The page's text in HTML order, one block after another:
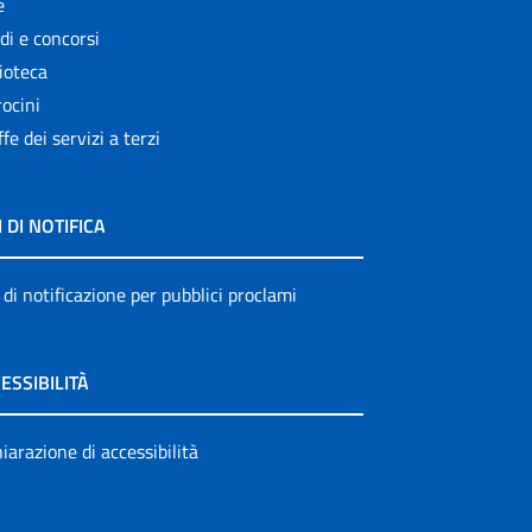
e concorsi
dei servizi a terzi
DI NOTIFICA
notificazione per pubblici proclami
di accessibilità